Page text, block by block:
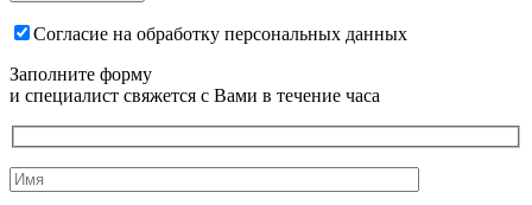
Согласие на обработку персональных данных
Заполните форму
и специалист свяжется с Вами в течение часа